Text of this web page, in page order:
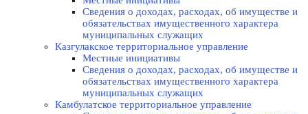
Сведения о доходах, расходах, об имуществе и
обязательствах имущественного характера
муниципальных служащих
Казгулакское территориальное управление
Местные инициативы
Сведения о доходах, расходах, об имуществе и
обязательствах имущественного характера
муниципальных служащих
Камбулатское территориальное управление